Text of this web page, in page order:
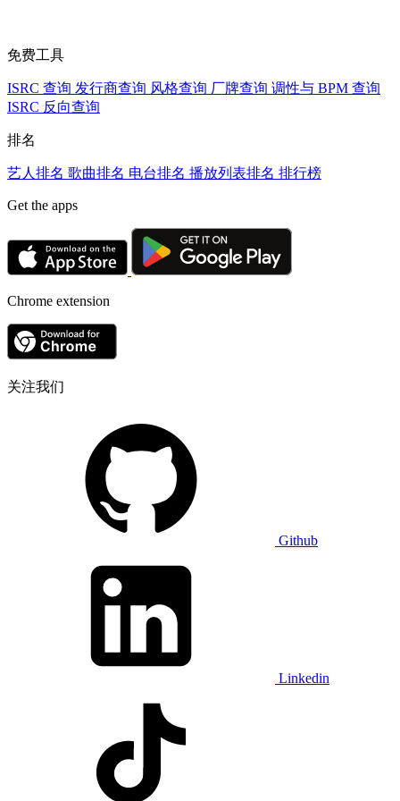
免费工具
ISRC 查询 发行商查询 风格查询 厂牌查询 调性与 BPM 查询
ISRC 反向查询
排名
艺人排名 歌曲排名 电台排名 播放列表排名 排行榜
Get the apps
Chrome extension
关注我们
Github
Linkedin